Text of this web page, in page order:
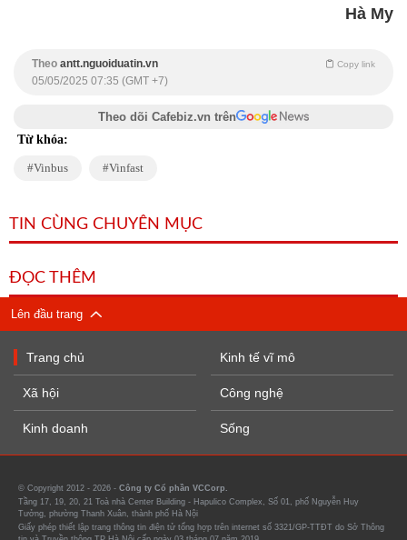
Hà My
Theo antt.nguoiduatin.vn Copy link
05/05/2025 07:35 (GMT +7)
Theo dõi Cafebiz.vn trên
Từ khóa:
Vinbus Vinfast
TIN CÙNG CHUYÊN MỤC
ĐỌC THÊM
Lên đầu trang
Trang chủ
Xã hội
Kinh doanh
Kinh tế vĩ mô
Công nghệ
Sống
© Copyright 2012 - 2026 - Công ty Cổ phần VCCorp.
Tầng 17, 19, 20, 21 Toà nhà Center Building - Hapulico Complex, Số 01, phố Nguyễn Huy
Tưởng, phường Thanh Xuân, thành phố Hà Nội
Giấy phép thiết lập trang thông tin điện tử tổng hợp trên internet số 3321/GP-TTĐT do Sở Thông